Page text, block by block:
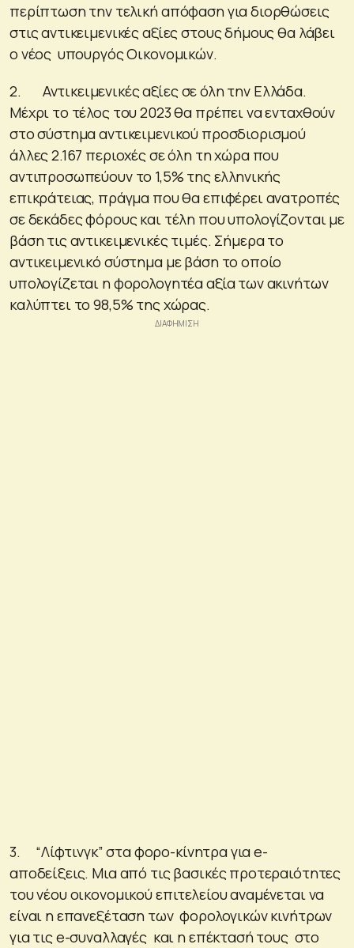
περίπτωση την τελική απόφαση για διορθώσεις
στις αντικειμενικές αξίες στους δήμους θα λάβει
ο νέος υπουργός Οικονομικών.
2. Αντικειμενικές αξίες σε όλη την Ελλάδα.
Μέχρι το τέλος του 2023 θα πρέπει να ενταχθούν
στο σύστημα αντικειμενικού προσδιορισμού
άλλες 2.167 περιοχές σε όλη τη χώρα που
αντιπροσωπεύουν το 1,5% της ελληνικής
επικράτειας, πράγμα που θα επιφέρει ανατροπές
σε δεκάδες φόρους και τέλη που υπολογίζονται με
βάση τις αντικειμενικές τιμές. Σήμερα το
αντικειμενικό σύστημα με βάση το οποίο
υπολογίζεται η φορολογητέα αξία των ακινήτων
καλύπτει το 98,5% της χώρας.
3. “Λίφτινγκ” στα φορο-κίνητρα για e-
αποδείξεις. Μια από τις βασικές προτεραιότητες
του νέου οικονομικού επιτελείου αναμένεται να
είναι η επανεξέταση των φορολογικών κινήτρων
για τις e-συναλλαγές και η επέκτασή τους στο